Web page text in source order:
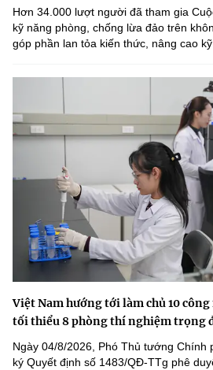
Hơn 34.000 lượt người đã tham gia
kỹ năng phòng, chống lừa đảo trên
góp phần lan tỏa kiến thức, nâng cao kỹ
Việt Nam hướng tới làm chủ 10
tối thiểu 8 phòng thí nghiệm trọng
Ngày 04/8/2026, Phó Thủ tướng Chính
ký Quyết định số 1483/QĐ-TTg phê